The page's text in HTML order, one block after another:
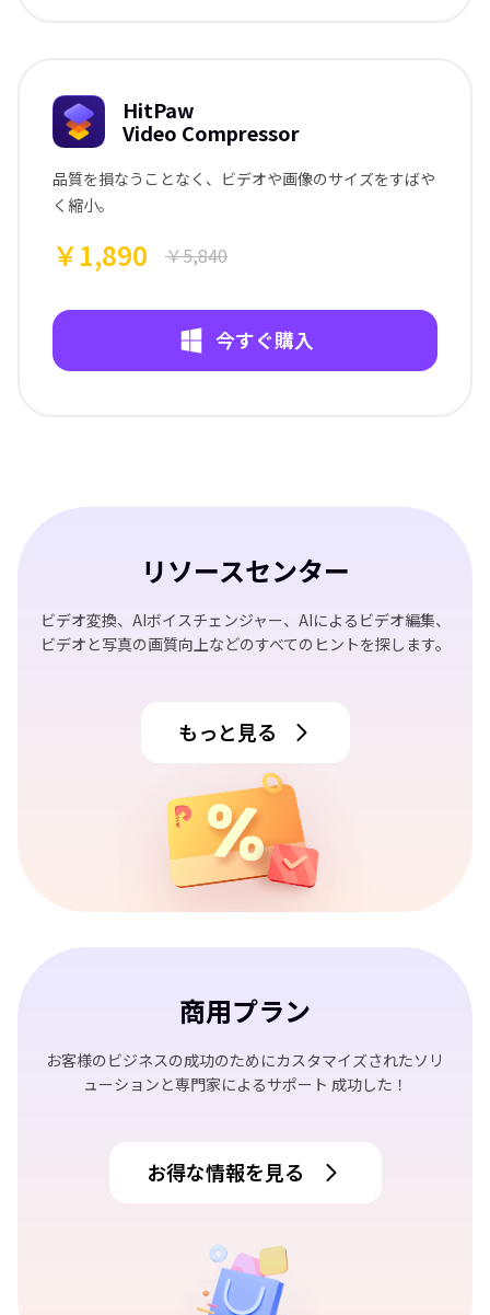
HitPaw
Video Compressor
品質を損なうことなく、ビデオや画像のサイズをすばや
く縮小。
￥1,890 ￥5,840
今すぐ購入
リソースセンター
ビデオ変換、AIボイスチェンジャー、AIによるビデオ編集、
ビデオと写真の画質向上などのすべてのヒントを探します。
もっと見る
商用プラン
お客様のビジネスの成功のためにカスタマイズされたソリ
ューションと専門家によるサポート 成功した！
お得な情報を見る